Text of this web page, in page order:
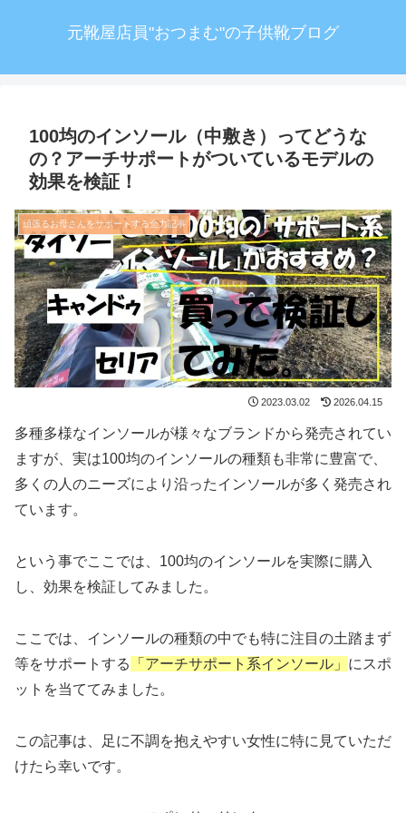
元靴屋店員"おつまむ"の子供靴ブログ
100均のインソール（中敷き）ってどうな
の？アーチサポートがついているモデルの
効果を検証！
頑張るお母さんをサポートする全力記事
2023.03.02 2026.04.15
多種多様なインソールが様々なブランドから発売されてい
ますが、実は100均のインソールの種類も非常に豊富で、
多くの人のニーズにより沿ったインソールが多く発売され
ています。
という事でここでは、100均のインソールを実際に購入
し、効果を検証してみました。
ここでは、インソールの種類の中でも特に注目の土踏まず
等をサポートする
「アーチサポート系インソール」 にスポ
ットを当ててみました。
この記事は、足に不調を抱えやすい女性に特に見ていただ
けたら幸いです。